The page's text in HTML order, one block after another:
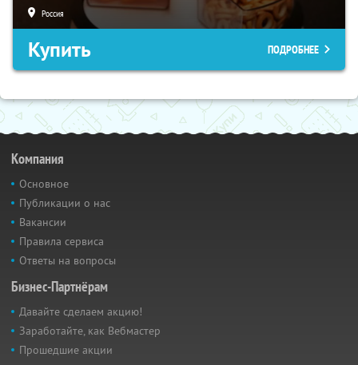
Россия
Купить ПОДРОБНЕЕ
Компания
Основное
Публикации о нас
Вакансии
Правила сервиса
Ответы на вопросы
Бизнес-Партнёрам
Давайте сделаем акцию!
Заработайте, как Вебмастер
Прошедшие акции